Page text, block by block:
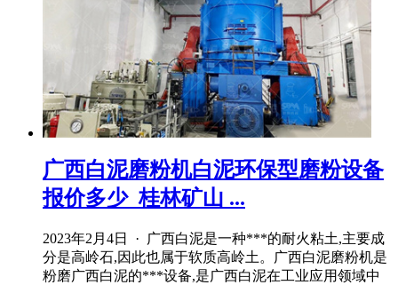
广西白泥磨粉机白泥环保型磨粉设备
报价多少_桂林矿山 ...
2023年2月4日 · 广西白泥是一种***的耐火粘土,主要成
分是高岭石,因此也属于软质高岭土。广西白泥磨粉机是
粉磨广西白泥的***设备,是广西白泥在工业应用领域中